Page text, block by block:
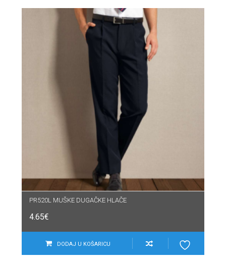
PR520L MUŠKE DUGAČKE HLAČE
4.65€
DODAJ U KOŠARICU